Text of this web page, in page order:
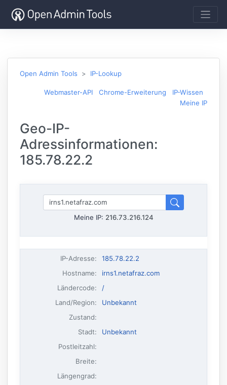
Open Admin Tools IP-Lookup
Webmaster-API Chrome-Erweiterung
IP-Wissen
Meine IP
Geo-IP-
Adressinformationen:
185.78.22.2
Meine IP: 216.73.216.124
IP-Adresse:
185.78.22.2
Hostname:
irns1.netafraz.com
Ländercode:
/
Land/Region:
Unbekannt
Zustand:
Stadt:
Unbekannt
Postleitzahl:
Breite:
Längengrad: